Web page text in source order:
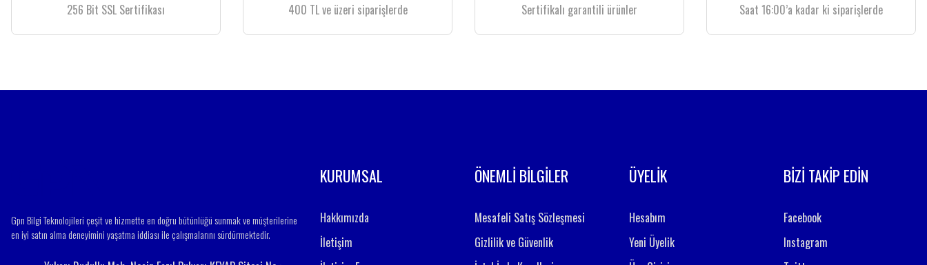
Ürün bilgilerinde hatalar bulunuyor.
256 Bit SSL Sertifikası
400 TL ve üzeri siparişlerde
Sertifikalı garantili ürünler
Saat 16:00’a kadar ki siparişlerde
Gpn Bilgi Teknolojileri çeşit ve hizmette en doğru bütünlüğü sunmak ve müşterilerine
en iyi satın alma deneyimini yaşatma iddiası ile çalışmalarını sürdürmektedir.
KURUMSAL
Hakkımızda
İletişim
ÖNEMLİ BİLGİLER
Mesafeli Satış Sözleşmesi
Gizlilik ve Güvenlik
ÜYELİK
Hesabım
Yeni Üyelik
BİZİ TAKİP EDİN
Facebook
Instagram